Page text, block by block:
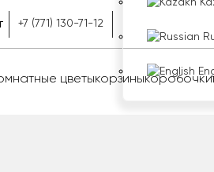
+7 (771) 130-71-12
цветыкорзиныкоробочки